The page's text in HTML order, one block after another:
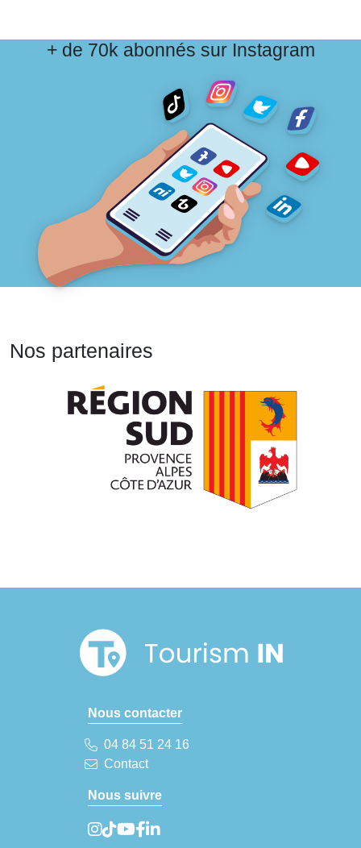
+ de 70k abonnés sur Instagram
Nos partenaires
Nous contacter
04 84 51 24 16
Contact
Nous suivre